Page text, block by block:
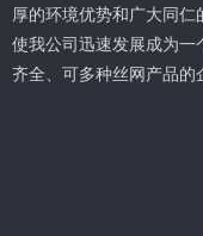
厚的环境优势和广大同仁
使我公司迅速发展成为
齐全、可多种丝网产品的